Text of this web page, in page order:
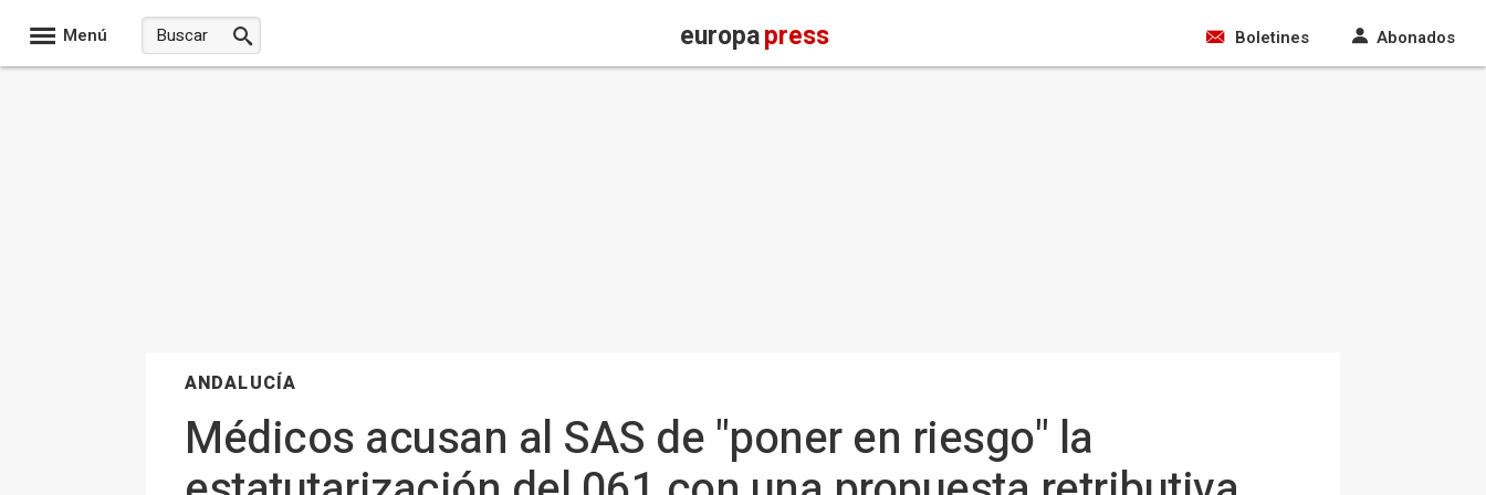
Menú europapress Boletines Abonados
ANDALUCÍA
Médicos acusan al SAS de "poner en riesgo" la